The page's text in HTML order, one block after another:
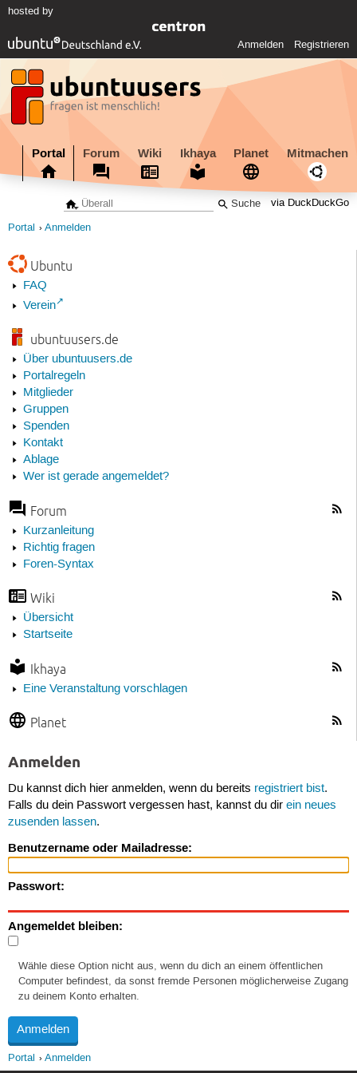
hosted by
Anmelden Registrieren
Portal Forum Wiki Ikhaya Planet Mitmachen
via DuckDuckGo
Portal Anmelden
Ubuntu
FAQ
Verein
ubuntuusers.de
Über ubuntuusers.de
Portalregeln
Mitglieder
Gruppen
Spenden
Kontakt
Ablage
Wer ist gerade angemeldet?
Forum
Kurzanleitung
Richtig fragen
Foren-Syntax
Wiki
Übersicht
Startseite
Ikhaya
Eine Veranstaltung vorschlagen
Planet
Anmelden
Du kannst dich hier anmelden, wenn du bereits registriert bist.
Falls du dein Passwort vergessen hast, kannst du dir ein neues
zusenden lassen.
Benutzername oder Mailadresse:
Passwort:
Angemeldet bleiben:
Wähle diese Option nicht aus, wenn du dich an einem öffentlichen
Computer befindest, da sonst fremde Personen möglicherweise Zugang
zu deinem Konto erhalten.
Portal Anmelden